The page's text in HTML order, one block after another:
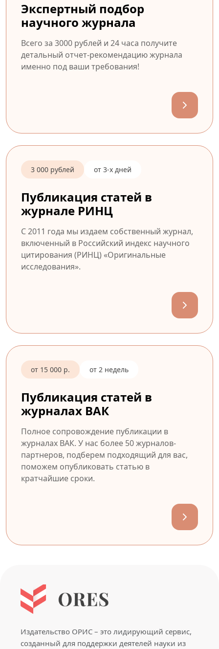
Экспертный подбор
научного журнала
Всего за 3000 рублей и 24 часа получите
детальный отчет-рекомендацию журнала
именно под ваши требования!
3 000 рублей от 3-х дней
Публикация статей в
журнале РИНЦ
С 2011 года мы издаем собственный журнал,
включенный в Российский индекс научного
цитирования (РИНЦ) «Оригинальные
исследования».
от 15 000 р. от 2 недель
Публикация статей в
журналах ВАК
Полное сопровождение публикации в
журналах ВАК. У нас более 50 журналов-
партнеров, подберем подходящий для вас,
поможем опубликовать статью в
кратчайшие сроки.
Издательство ОРИС – это лидирующий сервис,
созданный для поддержки деятелей науки из